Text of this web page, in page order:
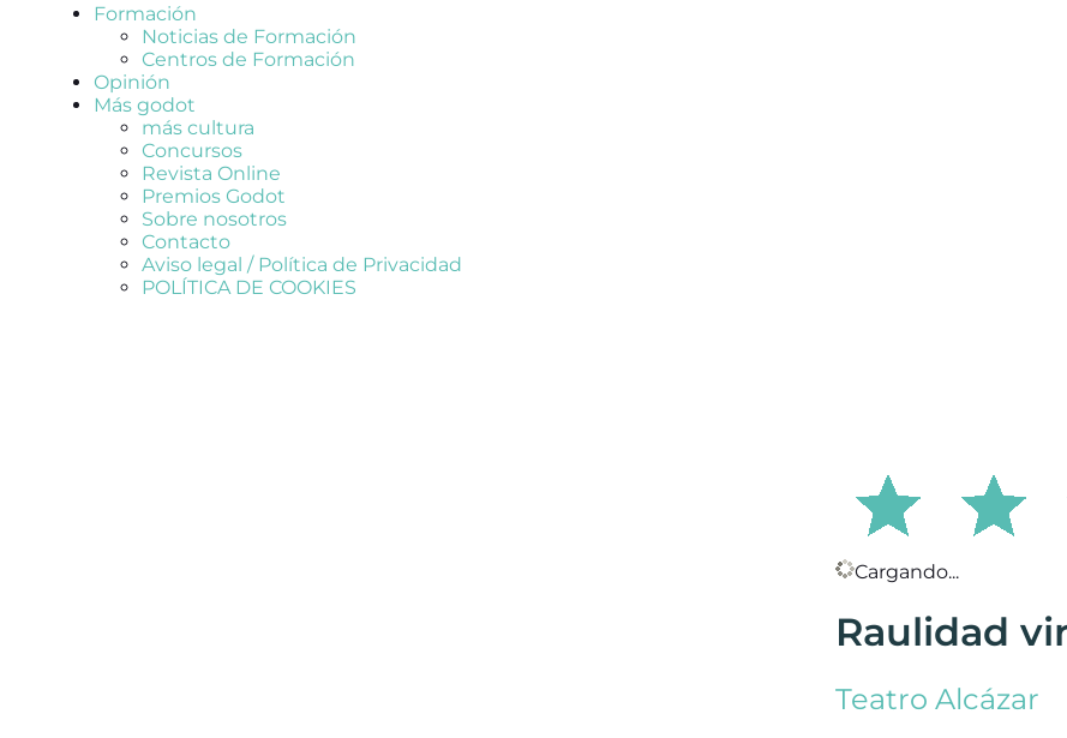
Formación
Noticias de Formación
Centros de Formación
Opinión
Más godot
más cultura
Concursos
Revista Online
Premios Godot
Sobre nosotros
Contacto
Aviso legal / Política de Privacidad
POLÍTICA DE COOKIES
Cargando...
Raulidad
Teatro Alcázar